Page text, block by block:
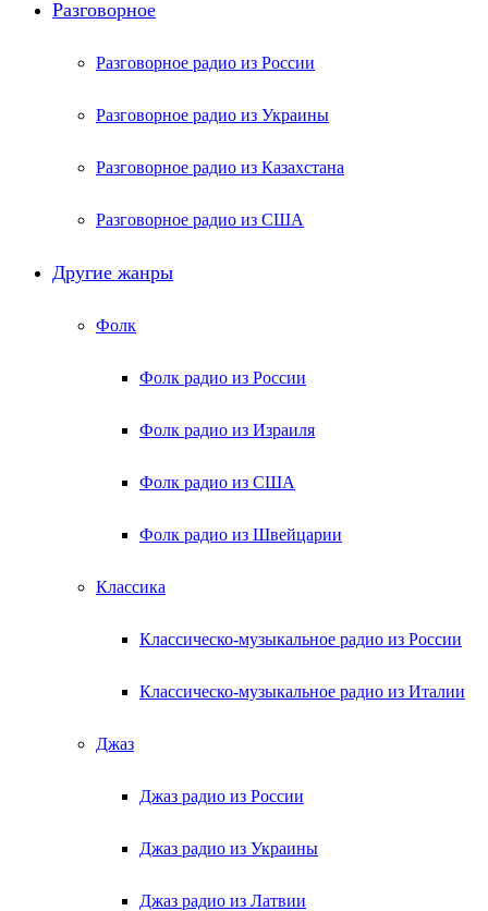
Разговорное
Разговорное радио из России
Разговорное радио из Украины
Разговорное радио из Казахстана
Разговорное радио из США
Другие жанры
Фолк
Фолк радио из России
Фолк радио из Израиля
Фолк радио из США
Фолк радио из Швейцарии
Классика
Классическо-музыкальное радио из России
Классическо-музыкальное радио из Италии
Джаз
Джаз радио из России
Джаз радио из Украины
Джаз радио из Латвии